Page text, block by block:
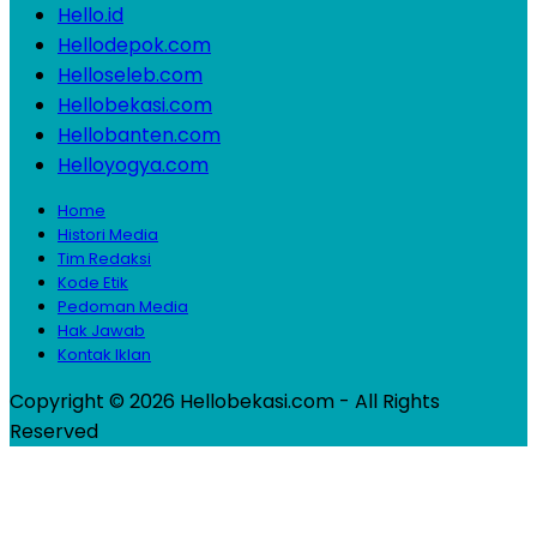
Hello.id
Hellodepok.com
Helloseleb.com
Hellobekasi.com
Hellobanten.com
Helloyogya.com
Home
Histori Media
Tim Redaksi
Kode Etik
Pedoman Media
Hak Jawab
Kontak Iklan
Copyright © 2026 Hellobekasi.com - All Rights
Reserved